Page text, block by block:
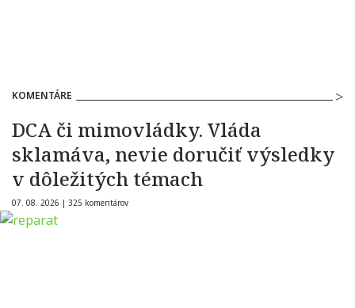
KOMENTÁRE
DCA či mimovládky. Vláda
sklamáva, nevie doručiť výsledky
v dôležitých témach
07. 08. 2026 | 325 komentárov